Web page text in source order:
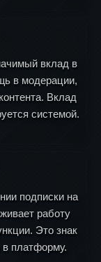
вклад в
в модерации,
Вклад
системой.
подписки на
работу
Это знак
в платформу.